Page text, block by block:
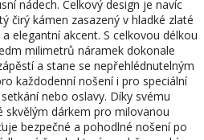
nádech. Celkový design je navíc
čirý kámen zasazený v hladké zlaté
elegantní akcent. S celkovou délkou
milimetrů náramek dokonale
a stane se nepřehlédnutelným
každodenní nošení i pro speciální
nebo oslavy. Díky svému
dárkem pro milovanou
bezpečné a pohodlné nošení po